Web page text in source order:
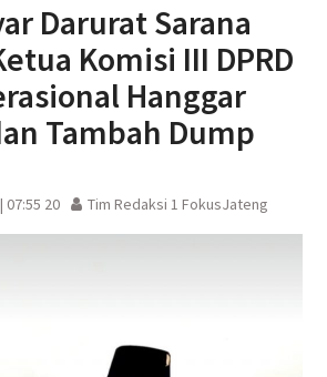
Darurat Sarana
Komisi III DPRD
Hanggar
Tambah Dump
07:55 20 Tim Redaksi 1 FokusJateng